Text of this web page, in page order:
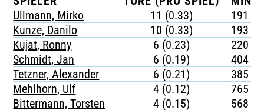
Ullmann, Mirko
11 (0.33)
191
Kunze, Danilo
10 (0.33)
193
Kujat, Ronny
6 (0.23)
220
Schmidt, Jan
6 (0.19)
404
Tetzner, Alexander
6 (0.21)
385
Mehlhorn, Ulf
4 (0.12)
765
Bittermann, Torsten
4 (0.15)
568